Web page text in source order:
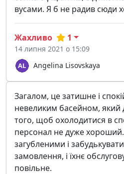
вусами. Я б не радив сюди
Angelina Lisovskaya
Жахливо 1
14 липня 2021 о 15:09
Загалом, це затишне і
невеликим басейном,
того, щоб охолодитися в
персонал не дуже
загубленими і
замовлення, і їхнє
повільне.